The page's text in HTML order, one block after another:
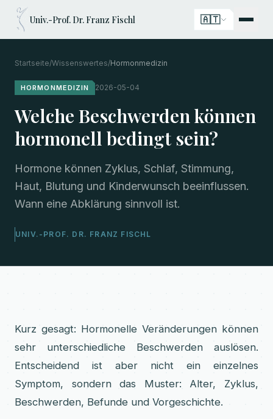
Univ.-Prof. Dr. Franz Fischl 🇦🇹
Startseite/Wissenswertes/Hormonmedizin
HORMONMEDIZIN 2026-05-04
Welche Beschwerden können
hormonell bedingt sein?
Hormone können Zyklus, Schlaf, Stimmung,
Haut, Blutung und Kinderwunsch beeinflussen.
Wann eine Abklärung sinnvoll ist.
UNIV.-PROF. DR. FRANZ FISCHL
Kurz gesagt: Hormonelle Veränderungen können
sehr unterschiedliche Beschwerden auslösen.
Entscheidend ist aber nicht ein einzelnes
Symptom, sondern das Muster: Alter, Zyklus,
Beschwerden, Befunde und Vorgeschichte.